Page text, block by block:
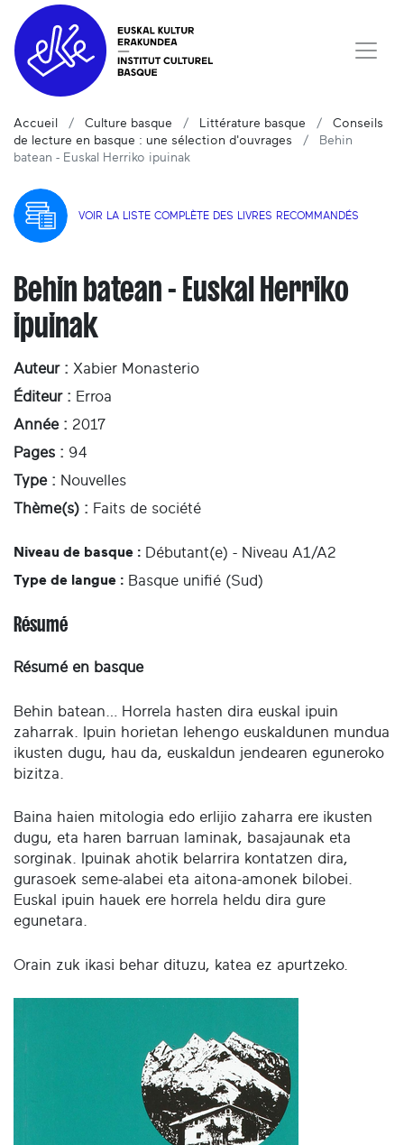
Accueil Culture basque Littérature basque
Conseils
de lecture en basque : une sélection d'ouvrages
Behin
batean - Euskal Herriko ipuinak
VOIR LA LISTE COMPLÈTE DES LIVRES RECOMMANDÉS
Behin batean - Euskal Herriko
ipuinak
Auteur : Xabier Monasterio
Éditeur : Erroa
Année : 2017
Pages : 94
Type : Nouvelles
Thème(s) : Faits de société
Niveau de basque : Débutant(e) - Niveau A1/A2
Type de langue : Basque unifié (Sud)
Résumé
Résumé en basque
Behin batean… Horrela hasten dira euskal ipuin
zaharrak. Ipuin horietan lehengo euskaldunen mundua
ikusten dugu, hau da, euskaldun jendearen eguneroko
bizitza.
Baina haien mitologia edo erlijio zaharra ere ikusten
dugu, eta haren barruan laminak, basajaunak eta
sorginak. Ipuinak ahotik belarrira kontatzen dira,
gurasoek seme-alabei eta aitona-amonek bilobei.
Euskal ipuin hauek ere horrela heldu dira gure
egunetara.
Orain zuk ikasi behar dituzu, katea ez apurtzeko.